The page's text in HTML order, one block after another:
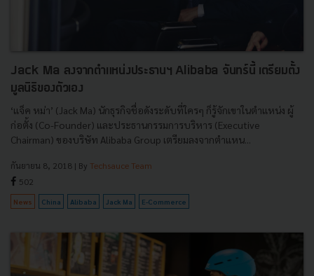
Jack Ma ลงจากตำแหน่งประธานฯ Alibaba จันทร์นี้ เตรียมตั้ง
มูลนิธิของตัวเอง
‘แจ็ค หม่า’ (Jack Ma) นักธุรกิจชื่อดังระดับที่ใครๆ ก็รู้จักเขาในตำแหน่ง ผู้
ก่อตั้ง (Co-Founder) และประธานกรรมการบริหาร (Executive
Chairman) ของบริษัท Alibaba Group เตรียมลงจากตำแหน...
กันยายน 8, 2018 | By Techsauce Team
502
News China Alibaba Jack Ma E-Commerce